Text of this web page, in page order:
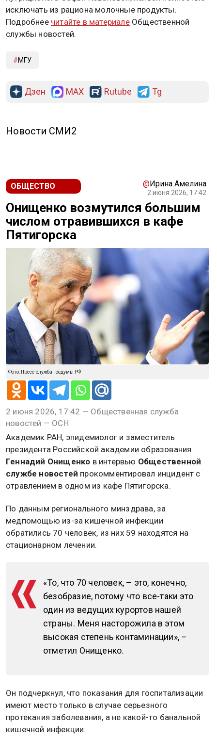
исключать из рациона молочные продукты.
Подробнее читайте в материалеОбщественной
службы новостей.
МГУ
Дзен MAX Rutube Tg
Новости СМИ2
ОБЩЕСТВО @Ирина Амелина
2 июня 2026, 17:42
Онищенко возмутился большим
числом отравившихся в кафе
Пятигорска
Фото: Пресс-служба Госдумы РФ
2 июня 2026, 17:42 — Общественная служба
новостей — ОСН
Академик РАН, эпидемиолог и заместитель
президента Российской академии образования
Геннадий Онищенко в интервью Общественной
службе новостей прокомментировал инцидент с
отравлением в одном из кафе Пятигорска.
По данным регионального минздрава, за
медпомощью из-за кишечной инфекции
обратились 70 человек, из них 59 находятся на
стационарном лечении.
«То, что 70 человек, – это, конечно,
безобразие, потому что все-таки это
один из ведущих курортов нашей
страны. Меня насторожила в этом
высокая степень контаминации», –
отметил Онищенко.
Он подчеркнул, что показания для госпитализации
имеют место только в случае серьезного
протекания заболевания, а не какой-то банальной
кишечной инфекции.